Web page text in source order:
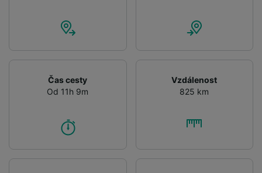
Čas cesty
Od 11h 9m
Vzdálenost
825 km